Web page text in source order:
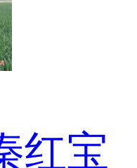
红宝